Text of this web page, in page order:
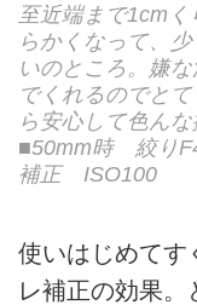
至近端まで1cm
らかくなって、
いのところ。嫌
でくれるのでと
ら安心して色ん
■50mm時 絞り
補正 ISO100
使いはじめてす
レ補正の効果